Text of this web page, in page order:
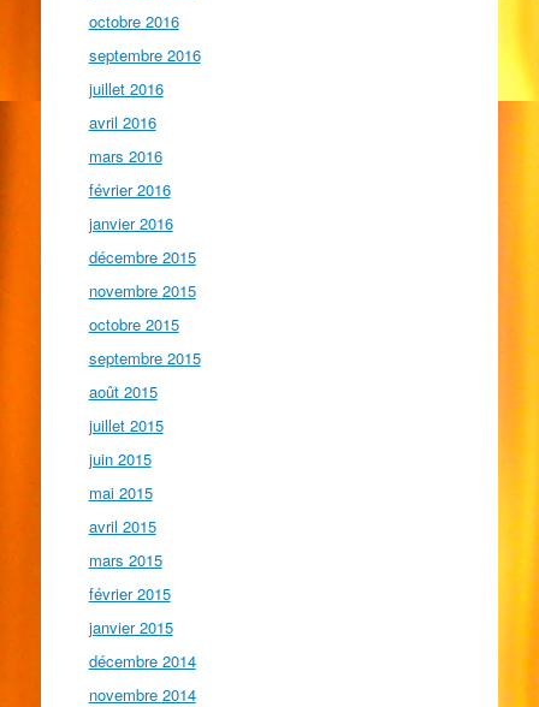
octobre 2016
septembre 2016
juillet 2016
avril 2016
mars 2016
février 2016
janvier 2016
décembre 2015
novembre 2015
octobre 2015
septembre 2015
août 2015
juillet 2015
juin 2015
mai 2015
avril 2015
mars 2015
février 2015
janvier 2015
décembre 2014
novembre 2014